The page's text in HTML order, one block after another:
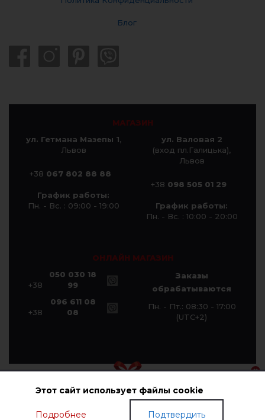
Этот сайт использует файлы cookie
Подробнее Подтвердить
Блог
МАГАЗИН
ул. Гетмана Мазепы 1,
Львов
+38 067 802 88 88
График работы:
Пн. - Вс. : 09:00 - 19:00
ул. Валовая 2
(вход пл.Галицька),
Львов
+38 098 505 01 29
График работы:
Пн. - Вс. : 10:00 - 20:00
ОНЛАЙН МАГАЗИН
+38
050 030 18
99
+38
096 611 08
08
Заказы
обрабатываются
Пн. - Пт.: 08:30 - 17:00
(UTC+2)
© Компания «Галичанка» 2026